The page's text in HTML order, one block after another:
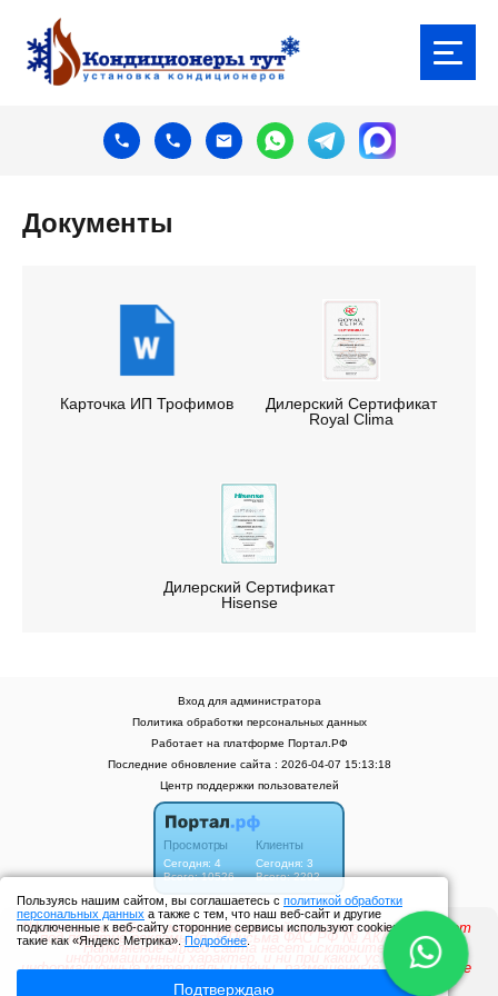
Пользуясь нашим сайтом, вы соглашаетесь с политикой обработки
персональных данных а также с тем, что наш веб-сайт и другие
подключенные к веб-сайту сторонние сервисы используют cookies
такие как «Яндекс Метрика». Подробнее
Подтверждаю
Документы
Карточка ИП Трофимов
Дилерский Сертификат
Royal Clima
Дилерский Сертификат
Hisense
Вход для администратора
Политика обработки персональных данных
Работает на платформе Портал.РФ
Последние обновление сайта : 2026-04-07 15:13:18
Центр поддержки пользователей